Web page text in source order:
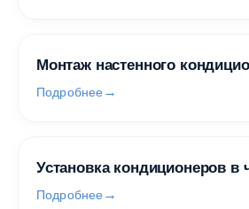
Монтаж настенного
Подробнее
Установка кондиционеров в
Подробнее